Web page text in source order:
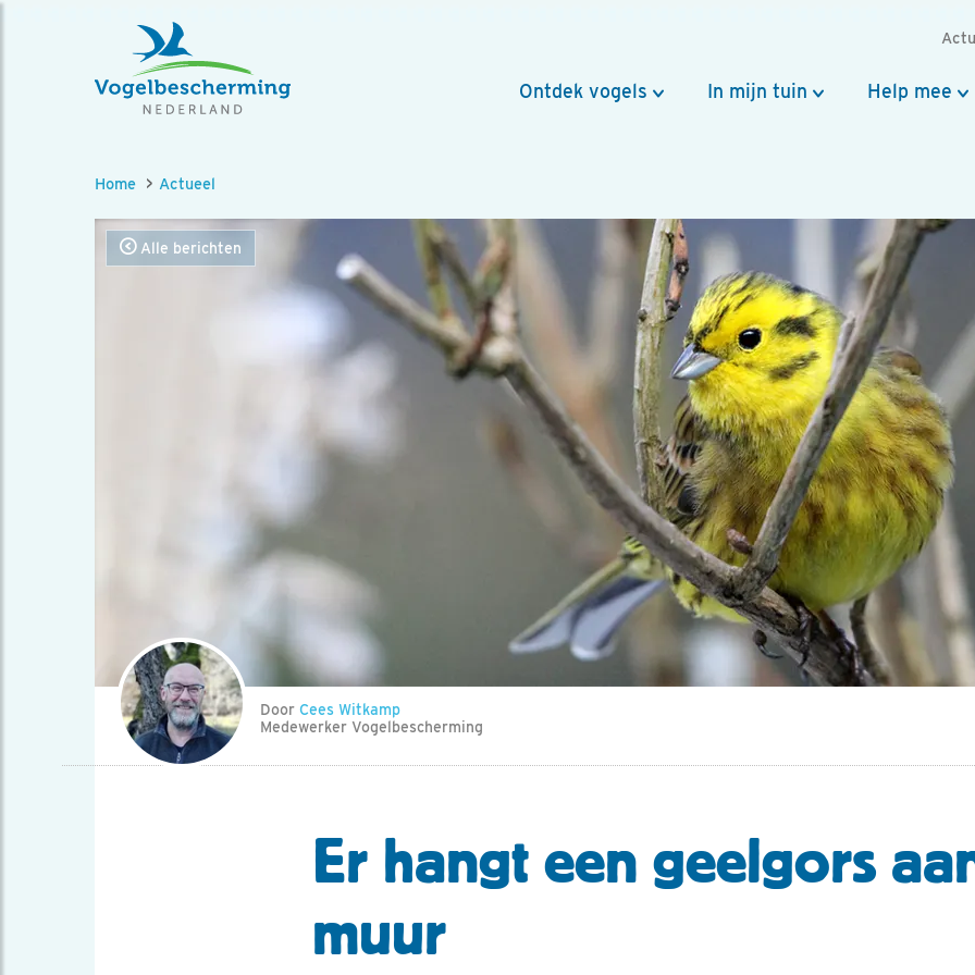
Ontdek vogels In mijn tuin Help mee
Home Actueel
Alle berichten
Door Cees Witkamp
Medewerker Vogelbescherming
Er hangt een geelgors
muur